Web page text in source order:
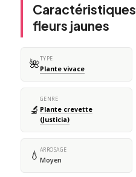
Caractéristiques
fleurs jaunes
🌺TYPE
Plante vivace
🔬
GENRE
Plante crevette
(Justicia)
💧 ARROSAGE
Moyen